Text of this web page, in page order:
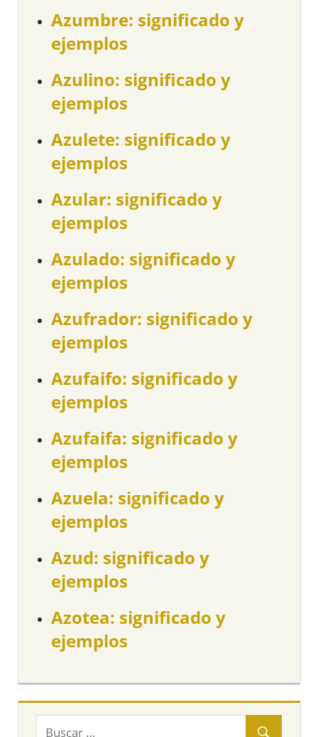
Azumbre: significado y
ejemplos
Azulino: significado y
ejemplos
Azulete: significado y
ejemplos
Azular: significado y
ejemplos
Azulado: significado y
ejemplos
Azufrador: significado y
ejemplos
Azufaifo: significado y
ejemplos
Azufaifa: significado y
ejemplos
Azuela: significado y
ejemplos
Azud: significado y
ejemplos
Azotea: significado y
ejemplos